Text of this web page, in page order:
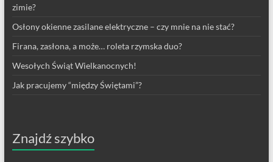
zimie?
Osłony okienne zasilane elektryczne – czy mnie na nie stać?
Firana, zasłona, a może… roleta rzymska duo?
Wesołych Świąt Wielkanocnych!
Jak pracujemy “między Świętami”?
Znajdź szybko